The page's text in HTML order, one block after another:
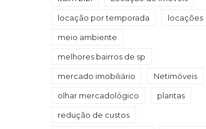
locação por temporada locações
meio ambiente
melhores bairros de sp
mercado imobiliário Netimóveis
olhar mercadológico plantas
redução de custos